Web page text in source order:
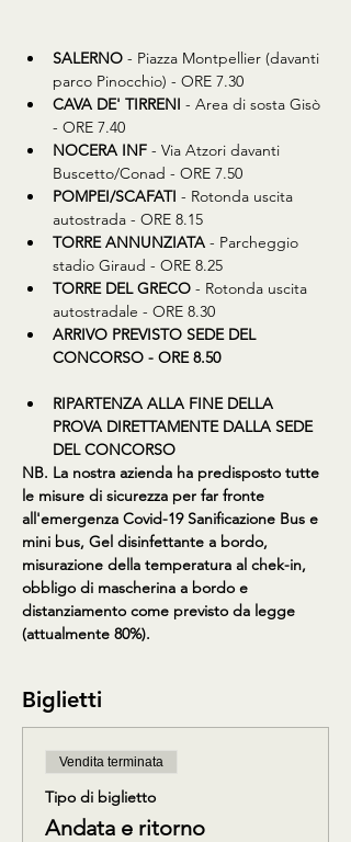
SALERNO - Piazza Montpellier (davanti
parco Pinocchio) - ORE 7.30
CAVA DE' TIRRENI - Area di sosta Gisò
- ORE 7.40
NOCERA INF - Via Atzori davanti
Buscetto/Conad - ORE 7.50
POMPEI/SCAFATI - Rotonda uscita
autostrada - ORE 8.15
TORRE ANNUNZIATA - Parcheggio
stadio Giraud - ORE 8.25
TORRE DEL GRECO - Rotonda uscita
autostradale - ORE 8.30
ARRIVO PREVISTO SEDE DEL
CONCORSO - ORE 8.50
RIPARTENZA ALLA FINE DELLA
PROVA DIRETTAMENTE DALLA SEDE
DEL CONCORSO
​NB. La nostra azienda ha predisposto tutte
le misure di sicurezza per far fronte
all'emergenza Covid-19 Sanificazione Bus e
mini bus, Gel disinfettante a bordo,
misurazione della temperatura al chek-in,
obbligo di mascherina a bordo e
distanziamento come previsto da legge
(attualmente 80%).
Biglietti
Vendita terminata
Tipo di biglietto
Andata e ritorno